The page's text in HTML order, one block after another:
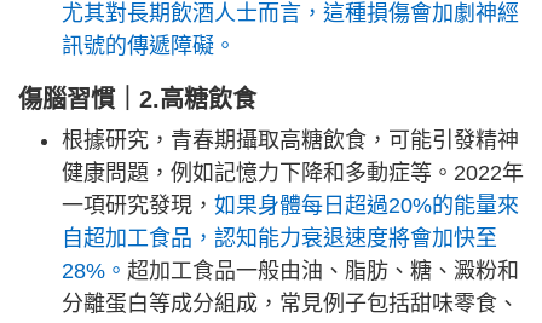
尤其對長期飲酒人士而言，這種損傷會加劇神經
訊號的傳遞障礙。
傷腦習慣｜2.高糖飲食
根據研究，青春期攝取高糖飲食，可能引發精神
健康問題，例如記憶力下降和多動症等。2022年
一項研究發現， 如果身體每日超過20%的能量來
自超加工食品，認知能力衰退速度將會加快至
28%。 超加工食品一般由油、脂肪、糖、澱粉和
分離蛋白等成分組成，常見例子包括甜味零食、